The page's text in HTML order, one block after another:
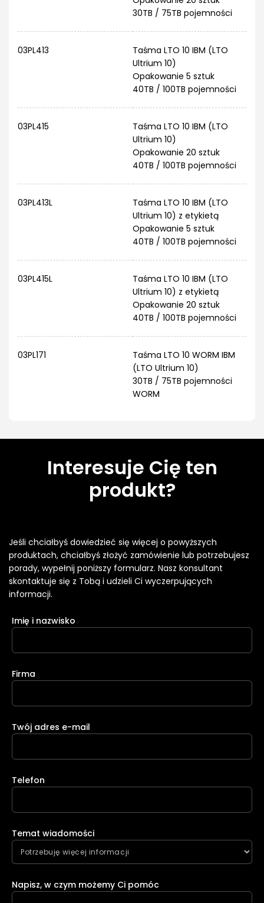
30TB / 75TB pojemności
03PL413
Taśma LTO 10 IBM (LTO
Ultrium 10)
Opakowanie 5 sztuk
40TB / 100TB pojemności
03PL415
Taśma LTO 10 IBM (LTO
Ultrium 10)
Opakowanie 20 sztuk
40TB / 100TB pojemności
03PL413L
Taśma LTO 10 IBM (LTO
Ultrium 10) z etykietą
Opakowanie 5 sztuk
40TB / 100TB pojemności
03PL415L
Taśma LTO 10 IBM (LTO
Ultrium 10) z etykietą
Opakowanie 20 sztuk
40TB / 100TB pojemności
03PL171
Taśma LTO 10 WORM IBM
(LTO Ultrium 10)
30TB / 75TB pojemności
WORM
Interesuje Cię ten
produkt?
Jeśli chciałbyś dowiedzieć się więcej o powyższych
produktach, chciałbyś złożyć zamówienie lub potrzebujesz
porady, wypełnij poniższy formularz. Nasz konsultant
skontaktuje się z Tobą i udzieli Ci wyczerpujących
informacji.
Imię i nazwisko
Firma
Twój adres e-mail
Telefon
Temat wiadomości
Napisz, w czym możemy Ci pomóc